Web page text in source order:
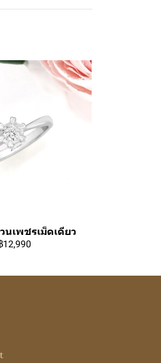
นเพชรเม็ดเดียว
12,990